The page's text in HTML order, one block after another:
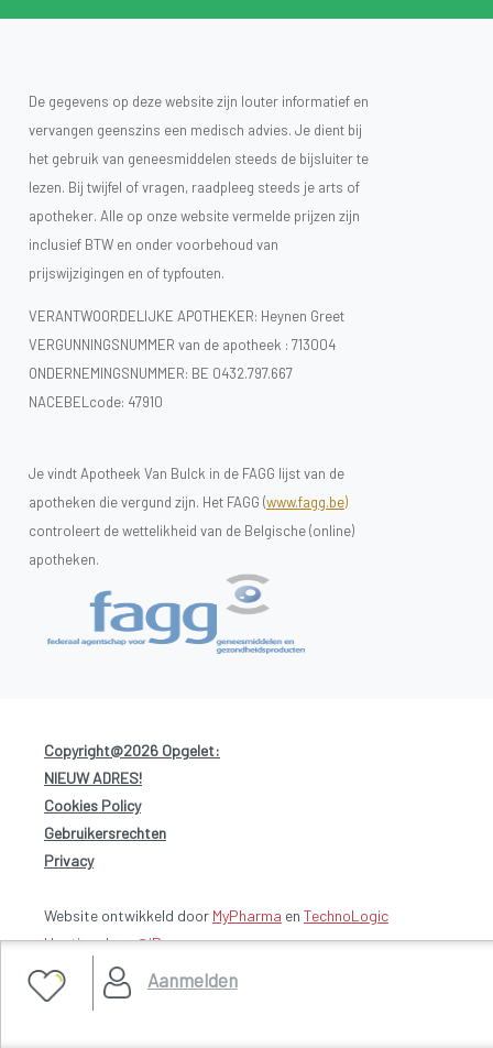
Aanmelden
De gegevens op deze website zijn louter informatief en
vervangen geenszins een medisch advies. Je dient bij
het gebruik van geneesmiddelen steeds de bijsluiter te
lezen. Bij twijfel of vragen, raadpleeg steeds je arts of
apotheker. Alle op onze website vermelde prijzen zijn
inclusief BTW en onder voorbehoud van
prijswijzigingen en of typfouten.
VERANTWOORDELIJKE APOTHEKER: Heynen Greet
VERGUNNINGSNUMMER van de apotheek : 713004
ONDERNEMINGSNUMMER: BE 0432.797.667
NACEBELcode: 47910
Je vindt Apotheek Van Bulck in de FAGG lijst van de
apotheken die vergund zijn. Het FAGG (www.fagg.be)
controleert de wettelikheid van de Belgische (online)
apotheken.
Copyright@2026 Opgelet:
NIEUW ADRES!
Cookies Policy-
Gebruikersrechten
Privacy
Website ontwikkeld door MyPharma en TechnoLogic
Hosting door @iPower